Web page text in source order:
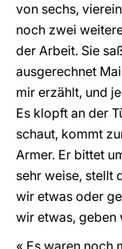
von sechs,
noch zwei
der Arbeit. Sie
ausgerechnet
mir erzählt, und
Es klopft an der
schaut, kommt
Armer. Er bittet
sehr weise, stellt
wir etwas oder
wir etwas, geben
« Es waren noch